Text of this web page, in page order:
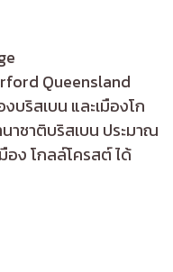
Queensland
บริสเบน และเมืองโก
าชาติบริสเบน ประมาณ
อง โกลล์โครสต์ ได้